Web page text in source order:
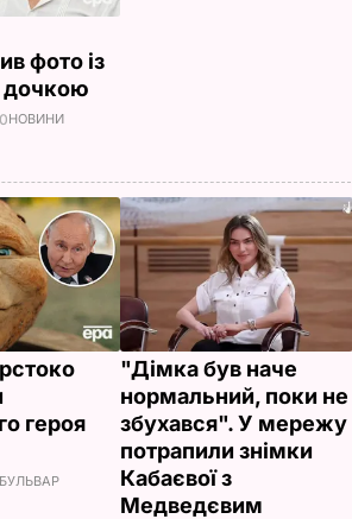
фото із
дочкою
НОВИНИ
героя
БУЛЬВАР
"Дімка був наче
нормальний, поки не
збухався". У мережу
потрапили знімки
Кабаєвої з
Медведєвим